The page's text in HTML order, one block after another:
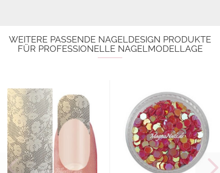
WEITERE PASSENDE NAGELDESIGN PRODUKTE
FÜR PROFESSIONELLE NAGELMODELLAGE